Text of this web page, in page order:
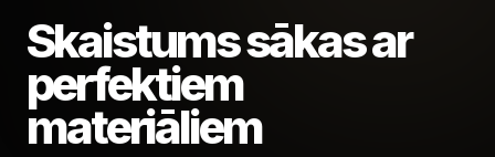
Skaistums sākas ar
perfektiem
materiāliem